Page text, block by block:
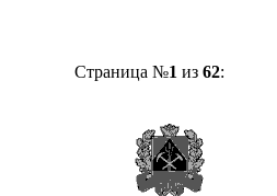
Страница №1 из 62: